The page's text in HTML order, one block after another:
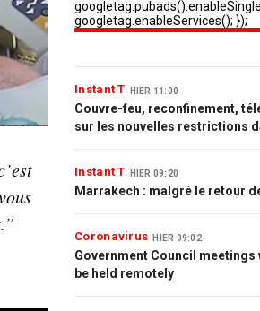
Instant T HIER 11:00
Couvre-feu, reconfinement,
sur les nouvelles restrictions
Instant T HIER 09:20
Marrakech : malgré le retour
Coronavirus HIER 09:02
Government Council meetings
be held remotely